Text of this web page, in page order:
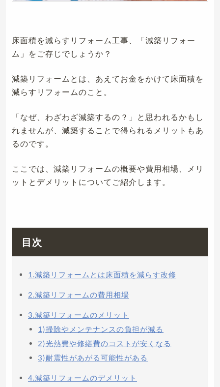
床面積を減らすリフォーム工事、「減築リフォー
ム」をご存じでしょうか？
減築リフォームとは、あえてお金をかけて床面積を
減らすリフォームのこと。
「なぜ、わざわざ減築するの？」と思われるかもし
れませんが、減築することで得られるメリットもあ
るのです。
ここでは、減築リフォームの概要や費用相場、メリ
ットとデメリットについてご紹介します。
目次
1.減築リフォームとは床面積を減らす改修
2.減築リフォームの費用相場
3.減築リフォームのメリット
1)掃除やメンテナンスの負担が減る
2)光熱費や修繕費のコストが安くなる
3)耐震性があがる可能性がある
4.減築リフォームのデメリット